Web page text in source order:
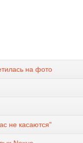
на фото
не касаются"